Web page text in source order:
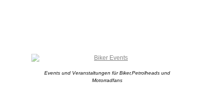
Events und Veranstaltungen für Biker,Petrolheads und
Motorradfans